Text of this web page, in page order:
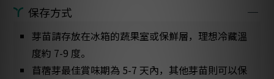
保存方式
芽苗請存放在冰箱的蔬果室或保鮮層，理想冷藏溫
度約 7-9 度。
苜蓿芽最佳賞味期為 5-7 天內，其他芽苗則可以保